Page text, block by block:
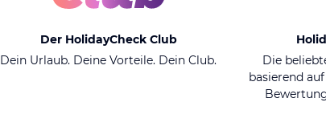
Der HolidayCheck Club
Dein Urlaub. Deine Vorteile. Dein Club.
Die
basierend